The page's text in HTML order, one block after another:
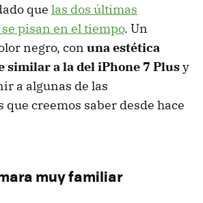
que las dos últimas
pisan en el tiempo. Un
negro, con una estética
similar a la del iPhone 7 Plusy
a algunas de las
que creemos saber desde hace
muy familiar